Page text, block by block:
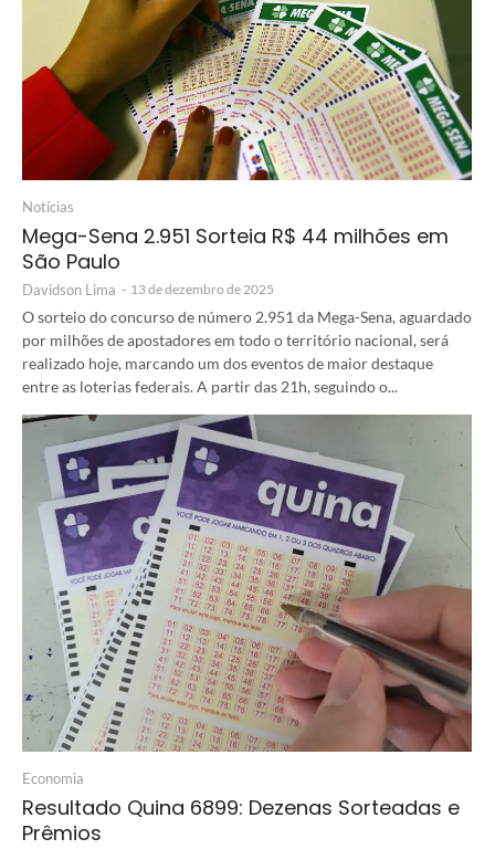
Notícias
Mega-Sena 2.951 Sorteia R$ 44 milhões em
São Paulo
Davidson Lima - 13 de dezembro de 2025
O sorteio do concurso de número 2.951 da Mega-Sena, aguardado
por milhões de apostadores em todo o território nacional, será
realizado hoje, marcando um dos eventos de maior destaque
entre as loterias federais. A partir das 21h, seguindo o...
Economia
Resultado Quina 6899: Dezenas Sorteadas e
Prêmios